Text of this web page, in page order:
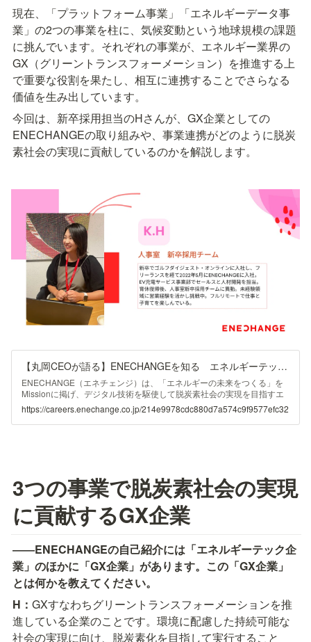
現在、「プラットフォーム事業」「エネルギーデータ事
業」の2つの事業を柱に、気候変動という地球規模の課題
に挑んでいます。それぞれの事業が、エネルギー業界の
GX（グリーントランスフォーメーション）を推進する上
で重要な役割を果たし、相互に連携することでさらなる
価値を生み出しています。
今回は、新卒採用担当のHさんが、GX企業としての
ENECHANGEの取り組みや、事業連携がどのように脱炭
素社会の実現に貢献しているのかを解説します。
【丸岡CEOが語る】ENECHANGEを知る エネルギーテック企業編
ENECHANGE（エネチェンジ）は、「エネルギーの未来をつくる」を
Missionに掲げ、デジタル技術を駆使して脱炭素社会の実現を目指すエ
ネルギーテック企業です。 現在、ENECHANGEは「プラットフォーム
事業」「エネルギーデータ事業」の2つの柱を軸に、日本のエネルギー
産業におけるグリーントランスフォーメーション（G
https://careers.enechange.co.jp/214e9978cdc880d7a574c9f9577efc32
3つの事業で脱炭素社会の実現
に貢献するGX企業
――ENECHANGEの自己紹介には「エネルギーテック企
業」のほかに「GX企業」があります。この「GX企業」
とは何かを教えてください。
H： GXすなわちグリーントランスフォーメーションを推
進している企業のことです。環境に配慮した持続可能な
社会の実現に向け、脱炭素化を目指して実行すること